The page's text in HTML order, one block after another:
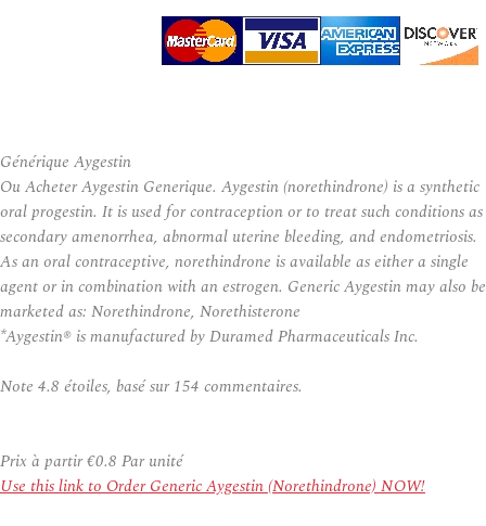
Générique Aygestin
Ou Acheter Aygestin Generique. Aygestin (norethindrone) is a synthetic
oral progestin. It is used for contraception or to treat such conditions as
secondary amenorrhea, abnormal uterine bleeding, and endometriosis.
As an oral contraceptive, norethindrone is available as either a single
agent or in combination with an estrogen. Generic Aygestin may also be
marketed as: Norethindrone, Norethisterone
*Aygestin® is manufactured by Duramed Pharmaceuticals Inc.
Note 4.8 étoiles, basé sur 154 commentaires.
Prix à partir€0.8 Par unité
Use this link to Order Generic Aygestin (Norethindrone) NOW!